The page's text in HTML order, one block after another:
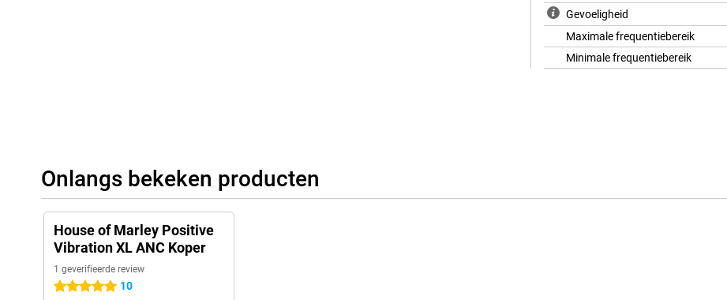
Gevoeligheid
Maximale frequentiebereik
Minimale frequentiebereik
Onlangs bekeken producten
House of Marley Positive
Vibration XL ANC Koper
1 geverifieerde review
5 sterren 10